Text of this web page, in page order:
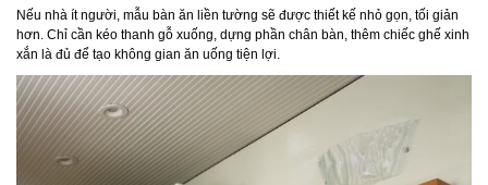
Nếu nhà ít người, mẫu bàn ăn liền tường sẽ được thiết kế nhỏ gọn, tối giản
hơn. Chỉ cần kéo thanh gỗ xuống, dựng phần chân bàn, thêm chiếc ghế xinh
xắn là đủ để tạo không gian ăn uống tiện lợi.